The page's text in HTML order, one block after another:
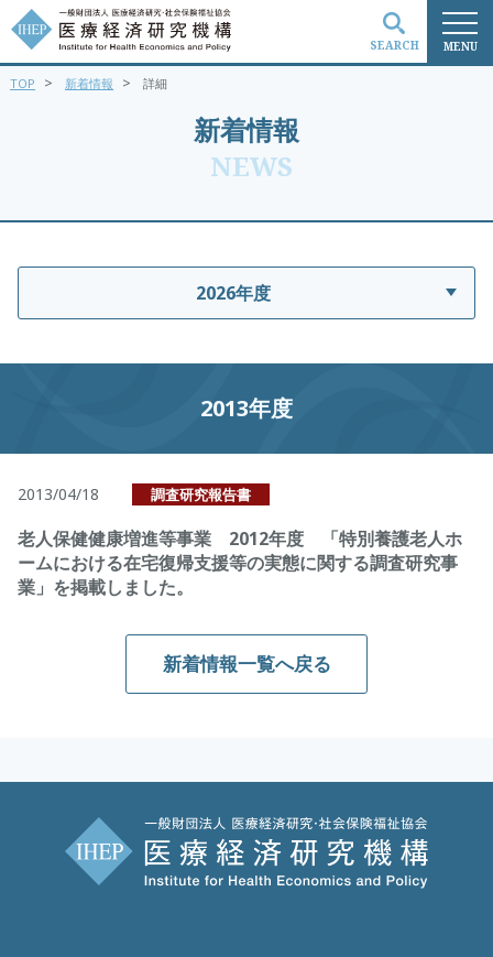
MENU
SEARCH
新着情報
NEWS
TOP > 新着情報 > 詳細
2026年度
2013年度
2013/04/18 調査研究報告書
老人保健健康増進等事業 2012年度 「特別養護老人ホ
ームにおける在宅復帰支援等の実態に関する調査研究事
業」を掲載しました。
新着情報一覧へ戻る